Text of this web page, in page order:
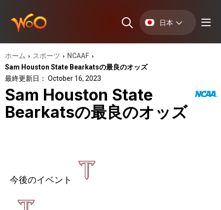
日本
ホーム › スポーツ › NCAAF ›
Sam Houston State Bearkatsの最良のオッズ
最終更新日： October 16, 2023
Sam Houston State
Bearkatsの最良のオッズ
今後のイベント